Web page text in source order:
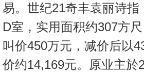
易。世纪21奇丰袁丽诗指
D室，实用面积约307方尺
叫价450万元，减价后以
价约14,169元。原业主於